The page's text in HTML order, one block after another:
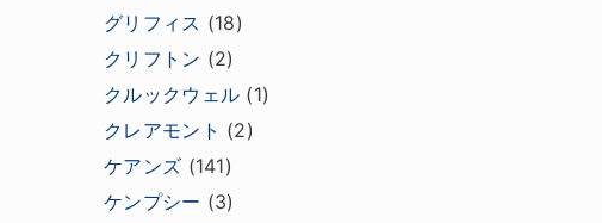
グリフィス (18)
クリフトン (2)
クルックウェル (1)
クレアモント (2)
ケアンズ (141)
ケンプシー (3)